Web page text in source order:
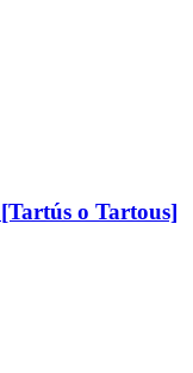
o Tartous]